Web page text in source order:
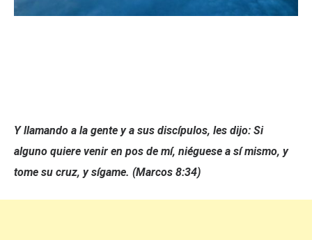
Y llamando a la gente y a sus discípulos, les dijo: Si
alguno quiere venir en pos de mí, niéguese a sí mismo, y
tome su cruz, y sígame. (Marcos 8:34)